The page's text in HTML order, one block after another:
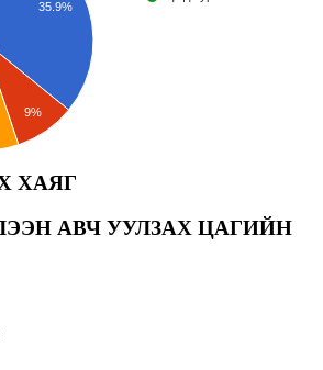
35.9%
9%
ХАЯГ
АВЧ УУЛЗАХ ЦАГИЙН